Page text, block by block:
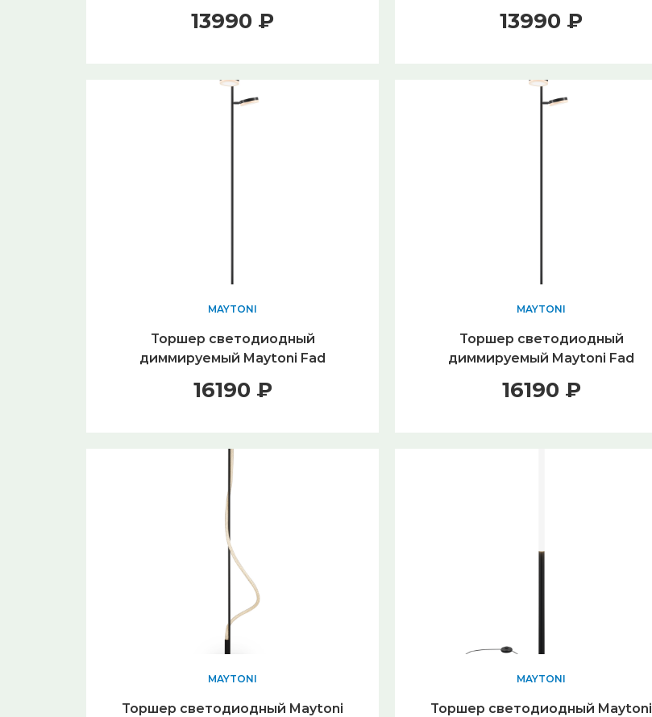
13990 ₽ 13990 ₽
MAYTONI
Торшер светодиодный
диммируемый Maytoni Fad
16190 ₽
MAYTONI
Торшер светодиодный
диммируемый Maytoni Fad
16190 ₽
MAYTONI
Торшер светодиодный Maytoni
MAYTONI
Торшер светодиодный Maytoni